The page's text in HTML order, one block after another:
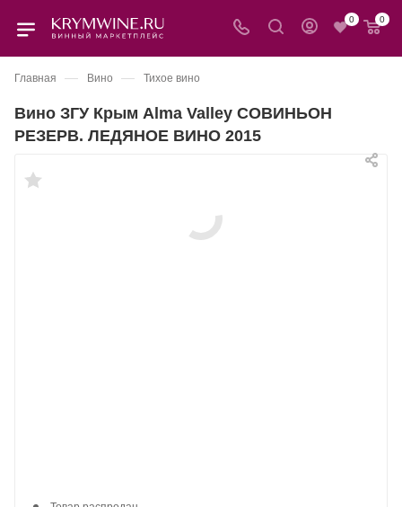
0 0
Главная — Вино — Тихое вино
Вино ЗГУ Крым Alma Valley СОВИНЬОН
РЕЗЕРВ. ЛЕДЯНОЕ ВИНО 2015